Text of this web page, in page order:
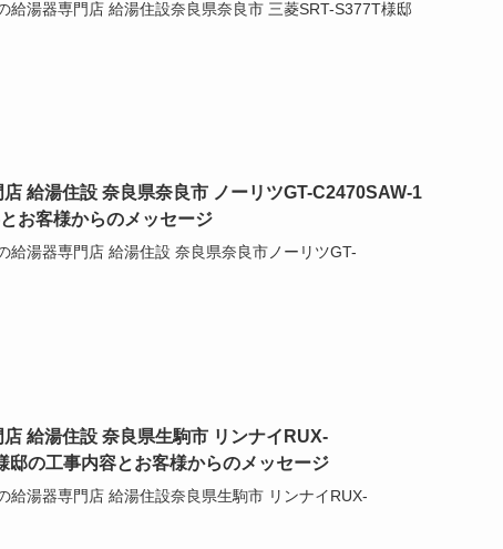
給湯器専門店 給湯住設奈良県奈良市 三菱SRT-S377T様邸
給湯住設 奈良県奈良市 ノーリツGT-C2470SAW-1
お客様からのメッセージ
給湯器専門店 給湯住設 奈良県奈良市ノーリツGT-
給湯住設 奈良県生駒市 リンナイRUX-
邸の工事内容とお客様からのメッセージ
給湯器専門店 給湯住設奈良県生駒市 リンナイRUX-